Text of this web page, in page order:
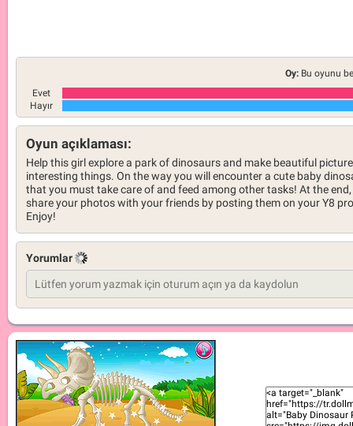
Oy: Bu oyunu
Evet
Hayır
Oyun açıklaması:
Help this girl explore a park of dinosaurs and make beautiful
interesting things. On the way you will encounter a cute baby
that you must take care of and feed among other tasks! At the end,
share your photos with your friends by posting them on your Y8
Enjoy!
Yorumlar